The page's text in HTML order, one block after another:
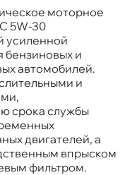
моторное
5W-30
усиленной
бензиновых и
автомобилей.
и
срока службы
двигателей, а
впрыском
фильтром.